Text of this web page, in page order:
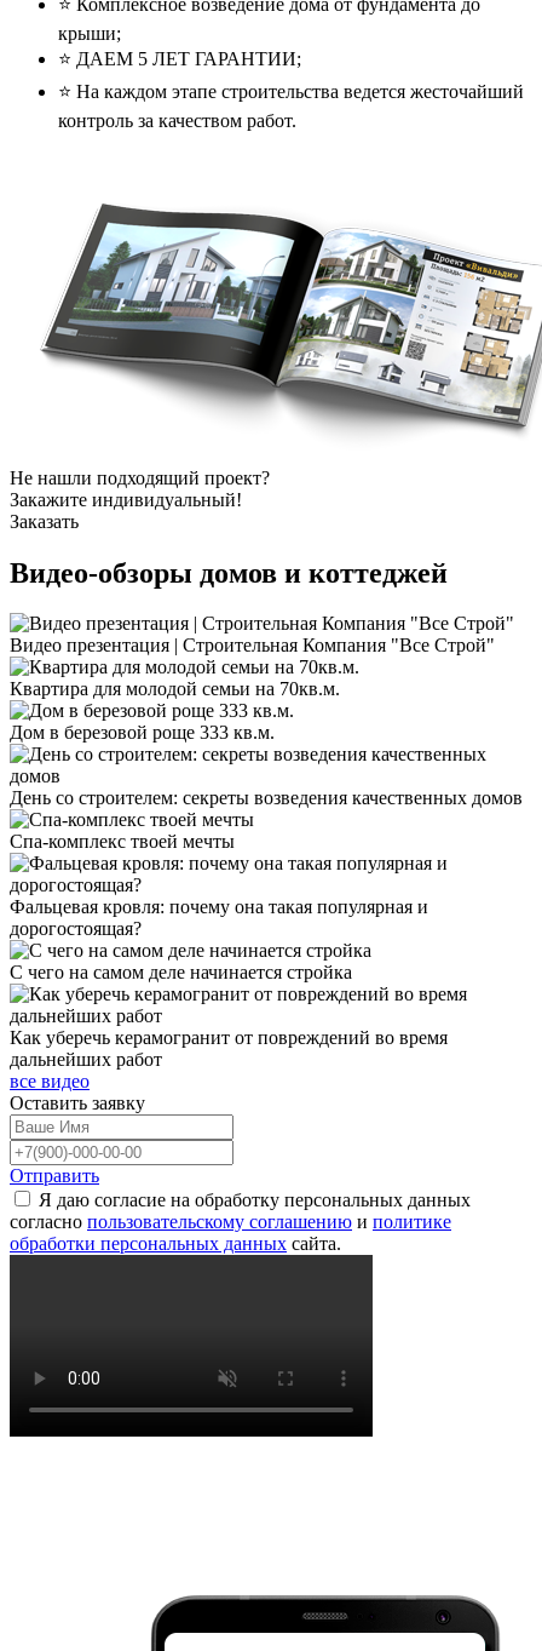
крыши;
⭐️ ДАЕМ 5 ЛЕТ ГАРАНТИИ;
⭐️ На каждом этапе строительства ведется жесточайший
контроль за качеством работ.
Не нашли подходящий проект?
Закажите индивидуальный!
Заказать
Видео-обзоры домов и коттеджей
Видео презентация | Строительная Компания "Все Строй"
Квартира для молодой семьи на 70кв.м.
Дом в березовой роще 333 кв.м.
День со строителем: секреты возведения качественных домов
Спа-комплекс твоей мечты
Фальцевая кровля: почему она такая популярная и
дорогостоящая?
С чего на самом деле начинается стройка
Как уберечь керамогранит от повреждений во время
дальнейших работ
все видео
Оставить заявку
Отправить
Я даю согласие на обработку персональных данных
согласно пользовательскому соглашению и политике
обработки персональных данных сайта.